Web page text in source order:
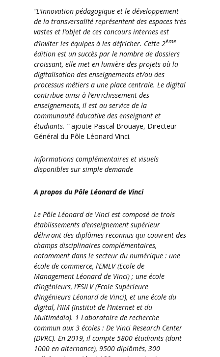
“L’innovation pédagogique et le développement
de la transversalité représentent des espaces très
vastes et l’objet de ces concours internes est
d’inviter les équipes à les défricher. Cette 2ème
édition est un succès par le nombre de dossiers
croissant, elle met en lumière des projets où la
digitalisation des enseignements et/ou des
processus métiers a une place centrale. Le digital
contribue ainsi à l’enrichissement des
enseignements, il est au service de la
communauté éducative des enseignant et
étudiants. ”ajoute Pascal Brouaye, Directeur
Général du Pôle Léonard Vinci.
Informations complémentaires et visuels
disponibles sur simple demande
A propos du Pôle Léonard de Vinci
Le Pôle Léonard de Vinci est composé de trois
établissements d’enseignement supérieur
délivrant des diplômes reconnus qui couvrent des
champs disciplinaires complémentaires,
notamment dans le secteur du numérique : une
école de commerce, l’EMLV (Ecole de
Management Léonard de Vinci) ; une école
d’ingénieurs, l’ESILV (Ecole Supérieure
d’Ingénieurs Léonard de Vinci), et une école du
digital, l’IIM (Institut de l’Internet et du
Multimédia). 1 Laboratoire de recherche
commun aux 3 écoles : De Vinci Research Center
(DVRC). En 2019, il compte 5800 étudiants (dont
1000 en alternance), 9500 diplômés, 300